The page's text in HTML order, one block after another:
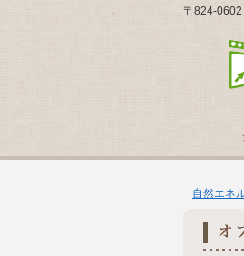
〒824-0602
自然エネ